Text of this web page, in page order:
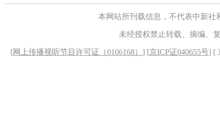
本网站所刊载信息，不代表中新
未经授权禁止转载、摘编、
[网上传播视听节目许可证（0106168） ] [京ICP证040655号] [